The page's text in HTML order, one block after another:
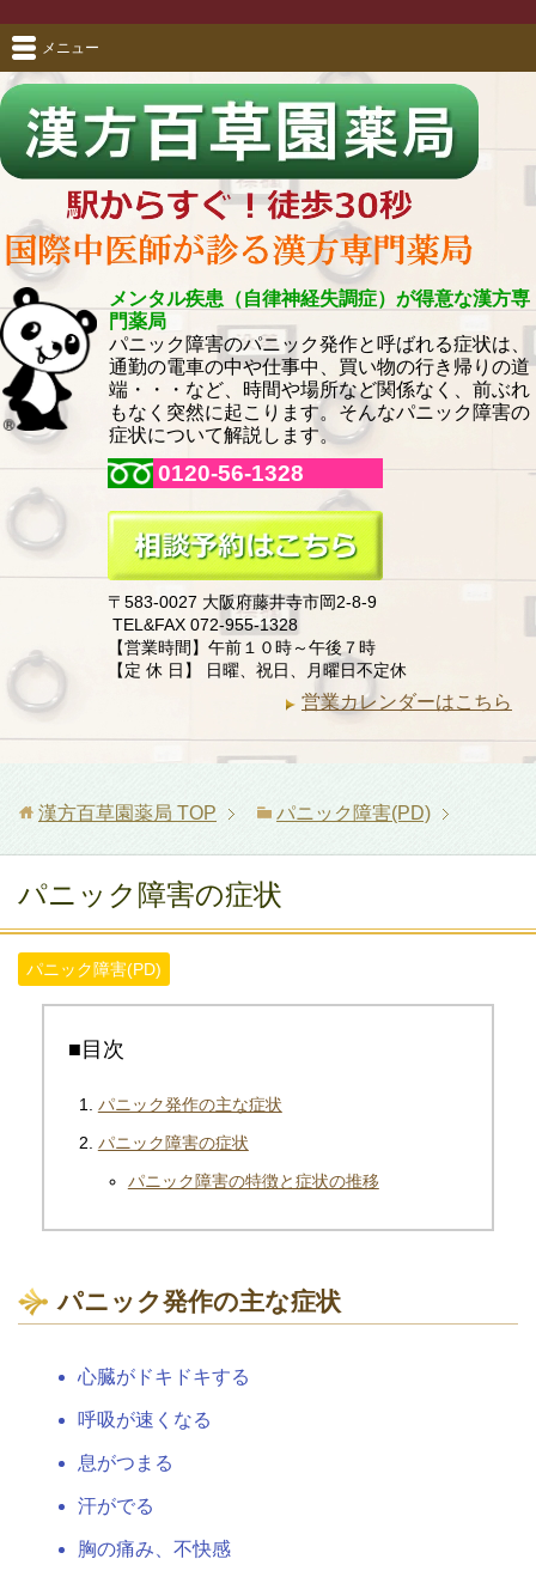
メンタル疾患（自律神経失調症）が得意な漢方専
門薬局
パニック障害のパニック発作と呼ばれる症状は、
通勤の電車の中や仕事中、買い物の行き帰りの道
端・・・など、時間や場所など関係なく、前ぶれ
もなく突然に起こります。そんなパニック障害の
症状について解説します。
0120-56-1328
〒583-0027 大阪府藤井寺市岡2-8-9
TEL&FAX 072-955-1328
【営業時間】午前１０時～午後７時
【定 休 日】 日曜、祝日、月曜日不定休
営業カレンダーはこちら
メニュー
漢方百草園薬局 TOP パニック障害(PD)
パニック障害の症状
パニック障害(PD)
■目次
パニック発作の主な症状
パニック障害の症状
パニック障害の特徴と症状の推移
パニック発作の主な症状
心臓がドキドキする
呼吸が速くなる
息がつまる
汗がでる
胸の痛み、不快感